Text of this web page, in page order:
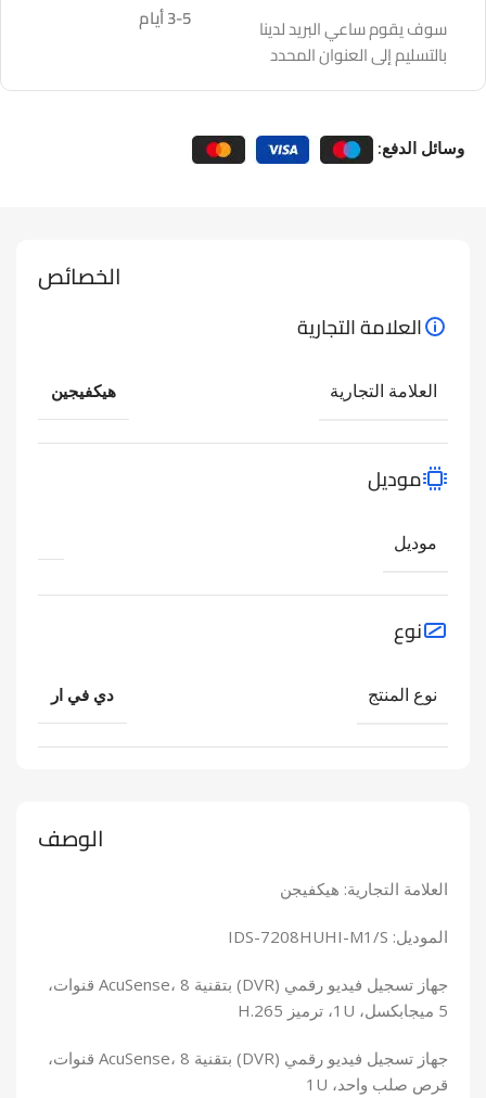
سوف يقوم ساعي البريد لدينا
بالتسليم إلى العنوان المحدد
3-5 أيام
وسائل الدفع:
الوصف
العلامة التجارية: هيكفيجن
الموديل: IDS-7208HUHI-M1/S
جهاز تسجيل فيديو رقمي (DVR) بتقنية AcuSense، 8 قنوات،
5 ميجابكسل، 1U، ترميز H.265
جهاز تسجيل فيديو رقمي (DVR) بتقنية AcuSense، 8 قنوات،
قرص صلب واحد، 1U
الخصائص
العلامة التجارية
العلامة التجارية هيكفيجين
موديل
موديل
نوع
نوع المنتج دي في ار